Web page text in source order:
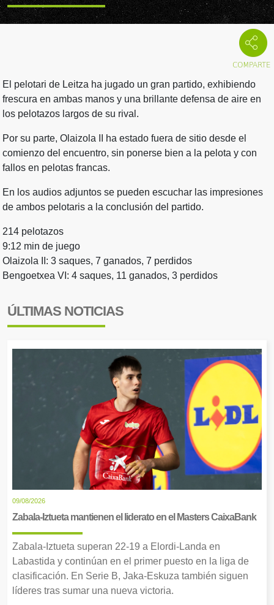
El pelotari de Leitza ha jugado un gran partido, exhibiendo
frescura en ambas manos y una brillante defensa de aire en
los pelotazos largos de su rival.
Por su parte, Olaizola II ha estado fuera de sitio desde el
comienzo del encuentro, sin ponerse bien a la pelota y con
fallos en pelotas francas.
En los audios adjuntos se pueden escuchar las impresiones
de ambos pelotaris a la conclusión del partido.
214 pelotazos
9:12 min de juego
Olaizola II: 3 saques, 7 ganados, 7 perdidos
Bengoetxea VI: 4 saques, 11 ganados, 3 perdidos
ÚLTIMAS NOTICIAS
09/08/2026
Zabala-Iztueta mantienen el liderato en el Masters CaixaBank
Zabala-Iztueta superan 22-19 a Elordi-Landa en
Labastida y continúan en el primer puesto en la liga de
clasificación. En Serie B, Jaka-Eskuza también siguen
líderes tras sumar una nueva victoria.